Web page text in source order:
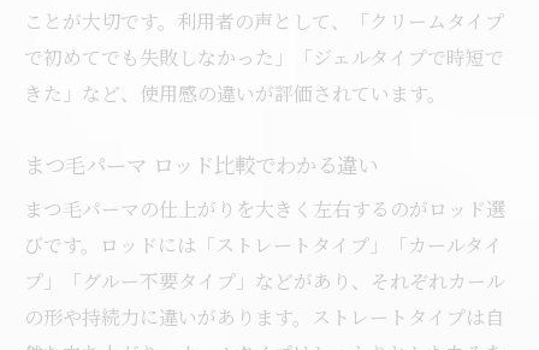
ことが大切です。利用者の声として、「クリームタイプ
で初めてでも失敗しなかった」「ジェルタイプで時短で
きた」など、使用感の違いが評価されています。
まつ毛パーマ ロッド比較でわかる違い
まつ毛パーマの仕上がりを大きく左右するのがロッド選
びです。ロッドには「ストレートタイプ」「カールタイ
プ」「グルー不要タイプ」などがあり、それぞれカール
の形や持続力に違いがあります。ストレートタイプは自